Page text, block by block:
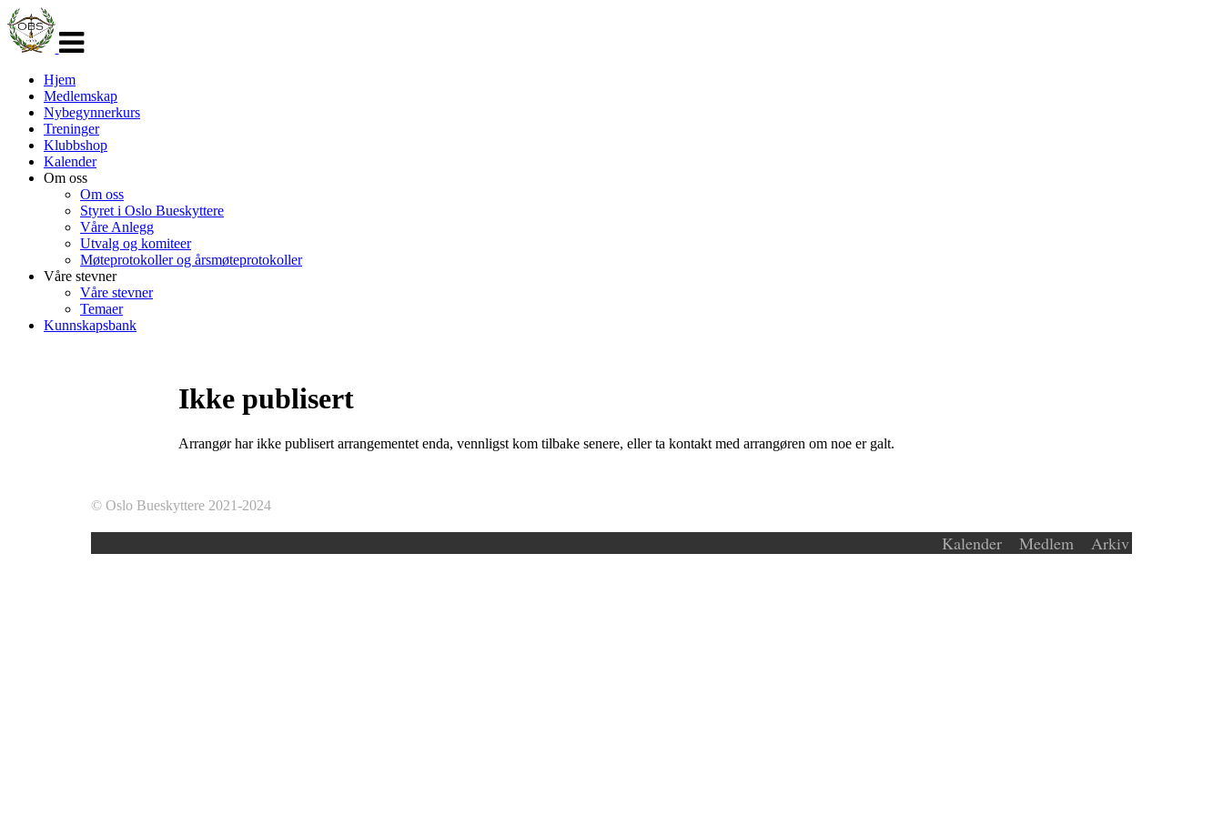
navigasjon
Hjem
Medlemskap
Nybegynnerkurs
Treninger
Klubbshop
Kalender
Om oss
Om oss
Styret i Oslo Bueskyttere
Våre Anlegg
Utvalg og komiteer
Møteprotokoller og årsmøteprotokoller
Våre stevner
Våre stevner
Temaer
Kunnskapsbank
Ikke publisert
Arrangør har ikke publisert arrangementet enda, vennligst kom tilbake senere, eller ta kontakt med arrangøren om noe er galt.
© Oslo Bueskyttere 2021-2024
Kalender Medlem Arkiv